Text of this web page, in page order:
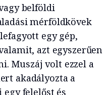
belföldi
mérföldkövek
egy gép,
azt egyszerűen
Muszáj volt ezzel a
akadályozta a
felelőst és